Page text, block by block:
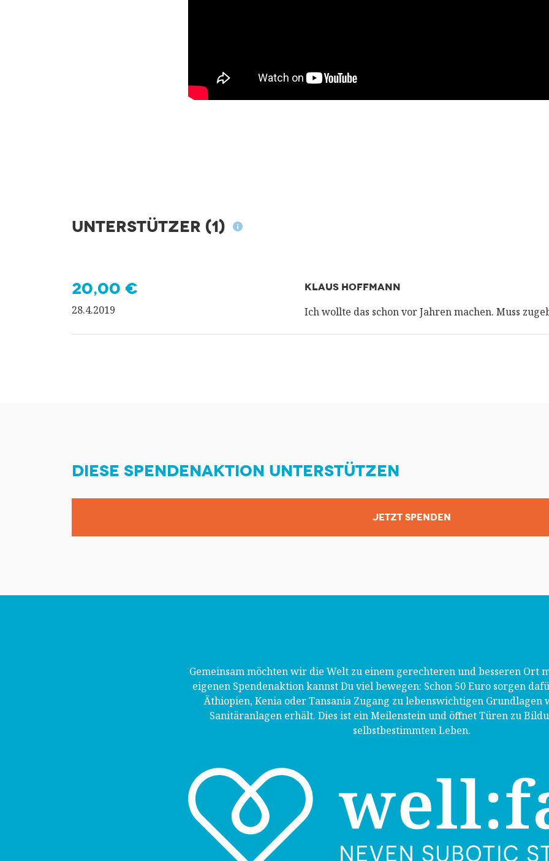
Unterstützer (1)
20,00 €
28.4.2019
KLAUS HOFFMANN
Ich wollte das schon vor Jahren machen. Muss
DIESE SPENDENAKTION UNTERSTÜTZEN
JETZT SPENDEN
Gemeinsam möchten wir die Welt zu einem gerechteren und besseren Ort
eigenen Spendenaktion kannst Du viel bewegen: Schon 50 Euro sorgen
Äthiopien, Kenia oder Tansania Zugang zu lebenswichtigen Grundlagen
Sanitäranlagen erhält. Dies ist ein Meilenstein und öffnet Türen zu
selbstbestimmten Leben.